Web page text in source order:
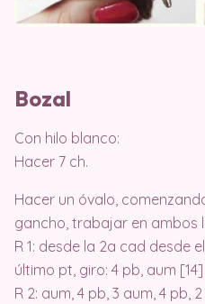
Bozal
Con hilo blanco:
Hacer 7 ch.
Hacer un óvalo,
gancho, trabajar en ambos
R 1: desde la 2a cad desde
último pt, giro: 4 pb, aum [14]
R 2: aum, 4 pb, 3 aum, 4 pb,